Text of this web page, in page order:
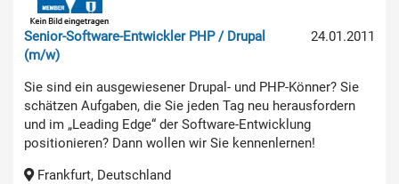
24.01.2011
Senior-Software-Entwickler PHP / Drupal
(m/w)
Sie sind ein ausgewiesener Drupal- und PHP-Könner? Sie
schätzen Aufgaben, die Sie jeden Tag neu herausfordern
und im „Leading Edge“ der Software-Entwicklung
positionieren? Dann wollen wir Sie kennenlernen!
Frankfurt, Deutschland